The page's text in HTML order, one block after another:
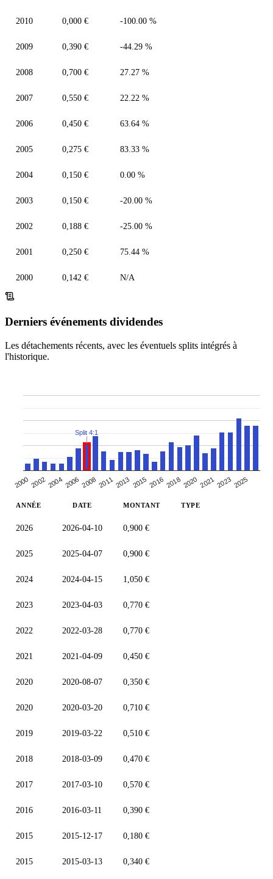
2010 0,000 € -100.00 %
2009 0,390 € -44.29 %
2008 0,700 € 27.27 %
2007 0,550 € 22.22 %
2006 0,450 € 63.64 %
2005 0,275 € 83.33 %
2004 0,150 € 0.00 %
2003 0,150 € -20.00 %
2002 0,188 € -25.00 %
2001 0,250 € 75.44 %
2000 0,142 € N/A
Derniers événements dividendes
Les détachements récents, avec les éventuels splits intégrés à
l'historique.
2000 20022004 2006 200820112013 2015 2016 20182020 202120232025
Split 4:1
ANNÉE DATE MONTANT TYPE
2026 2026-04-10 0,900 €
2025 2025-04-07 0,900 €
2024 2024-04-15 1,050 €
2023 2023-04-03 0,770 €
2022 2022-03-28 0,770 €
2021 2021-04-09 0,450 €
2020 2020-08-07 0,350 €
2020 2020-03-20 0,710 €
2019 2019-03-22 0,510 €
2018 2018-03-09 0,470 €
2017 2017-03-10 0,570 €
2016 2016-03-11 0,390 €
2015 2015-12-17 0,180 €
2015 2015-03-13 0,340 €